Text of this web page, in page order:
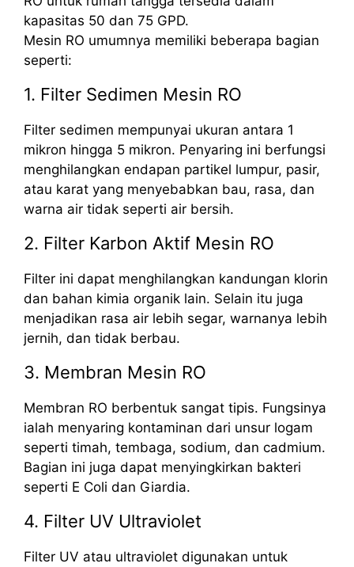
kapasitas 50 dan 75 GPD.
Mesin RO umumnya memiliki beberapa bagian
seperti:
1. Filter Sedimen Mesin RO
Filter sedimen mempunyai ukuran antara 1
mikron hingga 5 mikron. Penyaring ini berfungsi
menghilangkan endapan partikel lumpur, pasir,
atau karat yang menyebabkan bau, rasa, dan
warna air tidak seperti air bersih.
2. Filter Karbon Aktif Mesin RO
Filter ini dapat menghilangkan kandungan klorin
dan bahan kimia organik lain. Selain itu juga
menjadikan rasa air lebih segar, warnanya lebih
jernih, dan tidak berbau.
3. Membran Mesin RO
Membran RO berbentuk sangat tipis. Fungsinya
ialah menyaring kontaminan dari unsur logam
seperti timah, tembaga, sodium, dan cadmium.
Bagian ini juga dapat menyingkirkan bakteri
seperti E Coli dan Giardia.
4. Filter UV Ultraviolet
Filter UV atau ultraviolet digunakan untuk